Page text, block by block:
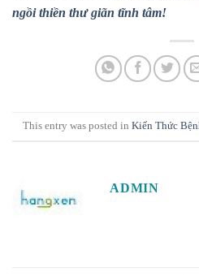
ngồi thiền thư giãn tĩnh tâm!
This entry was posted in Kiến Thức
ADMIN